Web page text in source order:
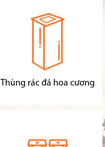
Thùng rác đá hoa cương